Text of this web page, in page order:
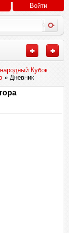
Войти
Кубок
» Дневник